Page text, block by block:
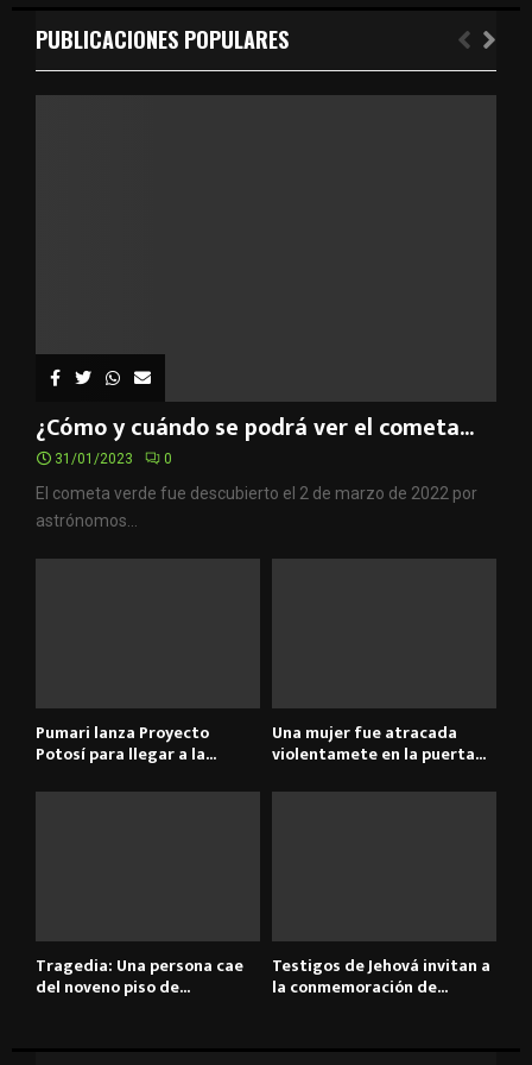
PUBLICACIONES POPULARES
¿Cómo y cuándo se podrá ver el cometa...
31/01/2023 0
El cometa verde fue descubierto el 2 de marzo de 2022 por
astrónomos...
Pumari lanza Proyecto
Potosí para llegar a la...
Una mujer fue atracada
violentamete en la puerta...
Tragedia: Una persona cae
del noveno piso de...
Testigos de Jehová invitan a
la conmemoración de...